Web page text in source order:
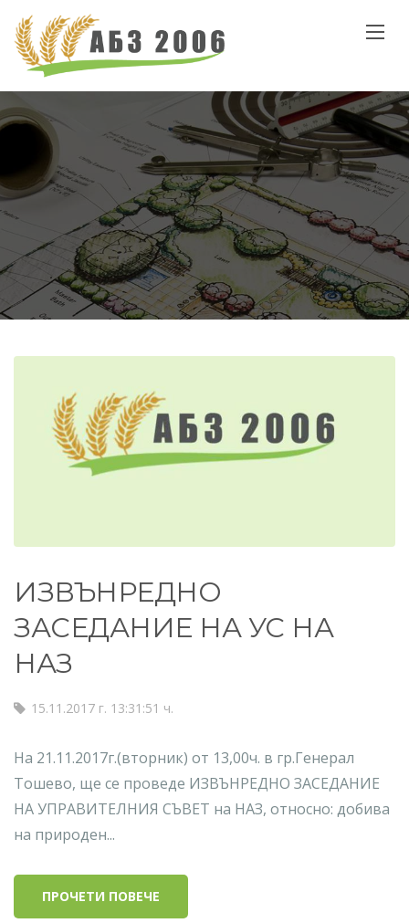
ИЗВЪНРЕДНО
ЗАСЕДАНИЕ НА УС НА
НАЗ
15.11.2017 г. 13:31:51 ч.
На 21.11.2017г.(вторник) от 13,00ч. в гр.Генерал
Тошево, ще се проведе ИЗВЪНРЕДНО ЗАСЕДАНИЕ
НА УПРАВИТЕЛНИЯ СЪВЕТ на НАЗ, относно: добива
на природен...
ПРОЧЕТИ ПОВЕЧЕ